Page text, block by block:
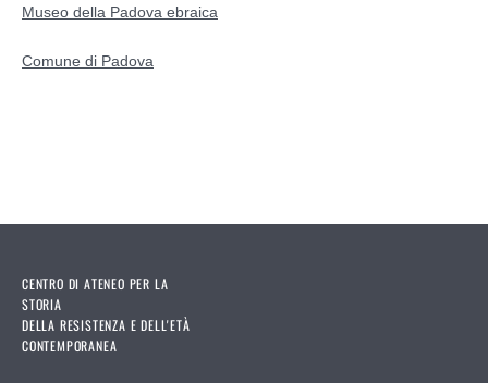
Museo della Padova ebraica
Comune di Padova
CENTRO DI ATENEO PER LA
STORIA
DELLA RESISTENZA E DELL'ETÀ
CONTEMPORANEA